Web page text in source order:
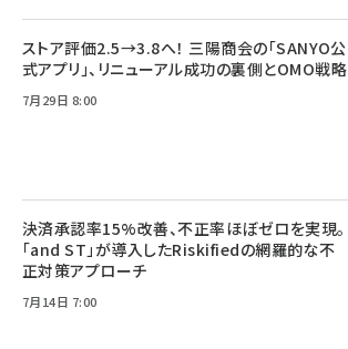
ストア評価2.5→3.8へ！ 三陽商会の「SANYO公
式アプリ」、リニューアル成功の裏側とOMO戦略
7月29日 8:00
決済承認率15%改善、不正率ほぼゼロを実現。
「and ST」が導入したRiskifiedの網羅的な不
正対策アプローチ
7月14日 7:00